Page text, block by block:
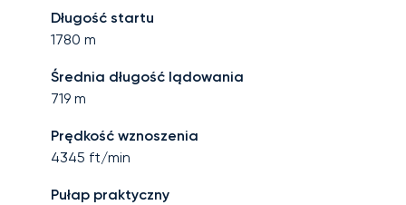
Długość startu
1780 m
Średnia długość lądowania
719 m
Prędkość wznoszenia
4345 ft/min
Pułap praktyczny